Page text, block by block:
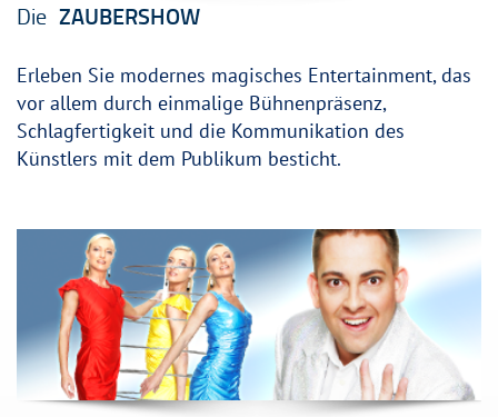
Die ZAUBERSHOW
Erleben Sie modernes magisches Entertainment, das
vor allem durch einmalige Bühnenpräsenz,
Schlagfertigkeit und die Kommunikation des
Künstlers mit dem Publikum besticht.